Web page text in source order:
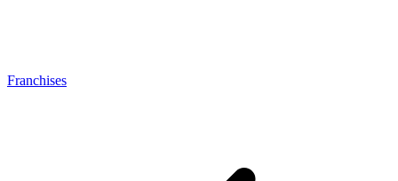
Franchises